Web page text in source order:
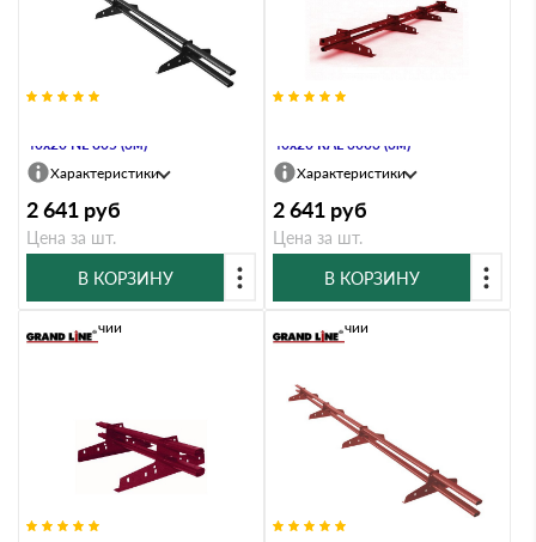
40х20 NL 805 (3м)
Характеристики
2 641 руб
Цена за шт.
В КОРЗИНУ
40х20 RAL 3003 (3м)
Характеристики
2 641 руб
Цена за шт.
В КОРЗИНУ
В наличии В наличии